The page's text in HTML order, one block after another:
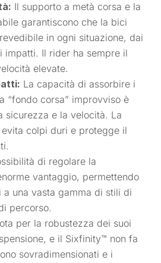
Il supporto a metà corsa e la
garantiscono che la bici
in ogni situazione, dai
impatti. Il rider ha sempre il
elevate.
La capacità di assorbire i
“fondo corsa” improvviso è
sicurezza e la velocità. La
colpi duri e protegge il
di regolare la
vantaggio, permettendo
una vasta gamma di stili di
percorso.
per la robustezza dei suoi
e il Sixfinity™ non fa
sovradimensionati e i